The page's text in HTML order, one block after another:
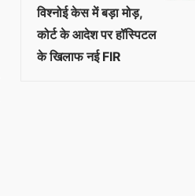
विश्नोई केस में बड़ा मोड़,
कोर्ट के आदेश पर हॉस्पिटल
के खिलाफ नई FIR